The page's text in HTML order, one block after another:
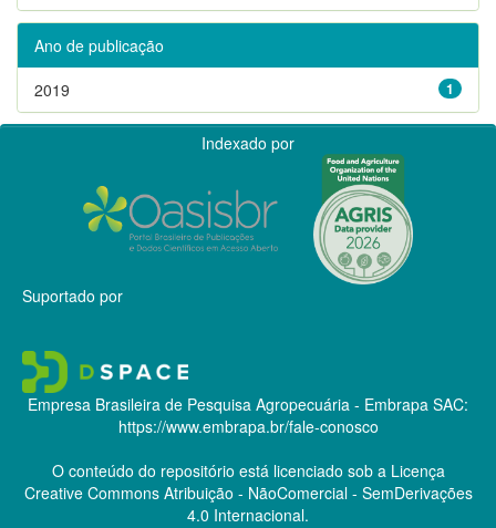
Ano de publicação
1
2019
Indexado por
Suportado por
Empresa Brasileira de Pesquisa Agropecuária - Embrapa SAC:
https://www.embrapa.br/fale-conosco
O conteúdo do repositório está licenciado sob a Licença
Creative CommonsAtribuição - NãoComercial - SemDerivações
4.0 Internacional.